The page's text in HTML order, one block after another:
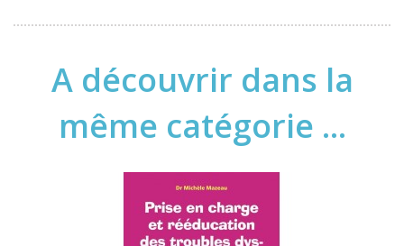
A découvrir dans la
même catégorie ...